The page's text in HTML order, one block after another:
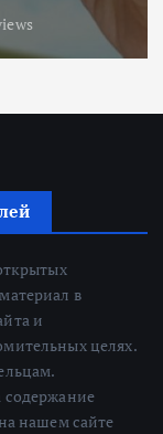
в
и
целях.
содержание
нашем сайте